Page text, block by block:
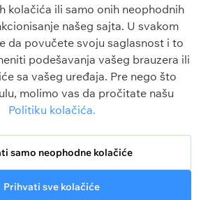
O nama
Kontakt
Odgovorno igranje
Politika privatnosti
Uslovi korišćenja
Politika kolačića
za klađenje. Celokupni sadržaj na ovom sajtu je
u informativne svrhe.
Limited.
Za osobe
kolačića ili samo onih neophodnih
našeg sajta. U svakom
da povučete svoju saglasnost i to
podešavanja vašeg brauzera ili
sa vašeg uređaja. Pre nego što
molimo vas da pročitate našu
Politiku kolačića.
samo neophodne kolačiće
Prihvati sve kolačiće